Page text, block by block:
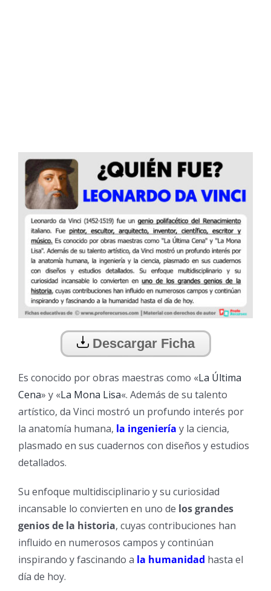
Descargar Ficha
Es conocido por obras maestras como «La Última
Cena» y «La Mona Lisa«. Además de su talento
artístico, da Vinci mostró un profundo interés por
la anatomía humana, la ingeniería y la ciencia,
plasmado en sus cuadernos con diseños y estudios
detallados.
Su enfoque multidisciplinario y su curiosidad
incansable lo convierten en uno de los grandes
genios de la historia, cuyas contribuciones han
influido en numerosos campos y continúan
inspirando y fascinando a la humanidad hasta el
día de hoy.